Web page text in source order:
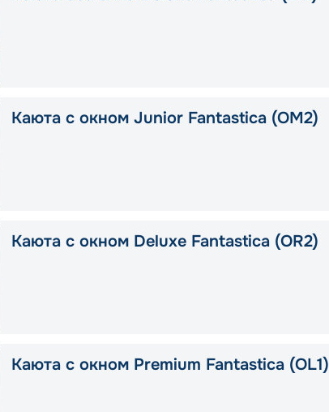
Каюта с окном Junior Fantastica (OM2)
Каюта с окном Deluxe Fantastica (OR2)
Каюта с окном Premium Fantastica (OL1)